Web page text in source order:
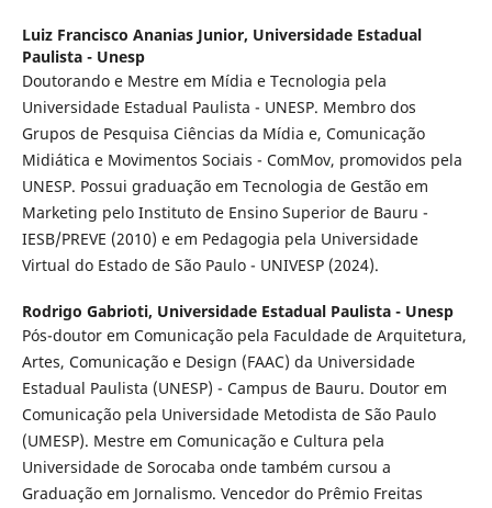
Luiz Francisco Ananias Junior, Universidade Estadual
Paulista - Unesp
Doutorando e Mestre em Mídia e Tecnologia pela
Universidade Estadual Paulista - UNESP. Membro dos
Grupos de Pesquisa Ciências da Mídia e, Comunicação
Midiática e Movimentos Sociais - ComMov, promovidos pela
UNESP. Possui graduação em Tecnologia de Gestão em
Marketing pelo Instituto de Ensino Superior de Bauru -
IESB/PREVE (2010) e em Pedagogia pela Universidade
Virtual do Estado de São Paulo - UNIVESP (2024).
Rodrigo Gabrioti, Universidade Estadual Paulista - Unesp
Pós-doutor em Comunicação pela Faculdade de Arquitetura,
Artes, Comunicação e Design (FAAC) da Universidade
Estadual Paulista (UNESP) - Campus de Bauru. Doutor em
Comunicação pela Universidade Metodista de São Paulo
(UMESP). Mestre em Comunicação e Cultura pela
Universidade de Sorocaba onde também cursou a
Graduação em Jornalismo. Vencedor do Prêmio Freitas